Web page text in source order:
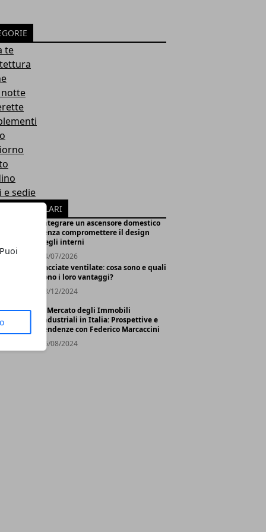
te
notte
e sedie
POPOLARI
Integrare un ascensore domestico
senza compromettere il design
degli interni
14/07/2026
Facciate ventilate: cosa sono e quali
sono i loro vantaggi?
03/12/2024
Il Mercato degli Immobili
Industriali in Italia: Prospettive e
Tendenze con Federico Marcaccini
26/08/2024